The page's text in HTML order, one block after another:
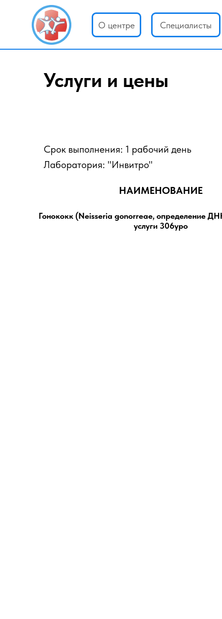
О центре Специалисты
Услуги и цены
Срок выполнения: 1 рабочий день
Лаборатория: "Инвитро"
НАИМЕНОВАНИЕ
Гонококк (Neisseria gonorreae, определение
услуги 306уро